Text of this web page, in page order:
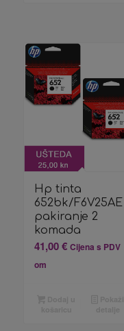
Hp tinta
652bk/F6V25AE
pakiranje 2
komada
41,00€ Cijena s PDV
om